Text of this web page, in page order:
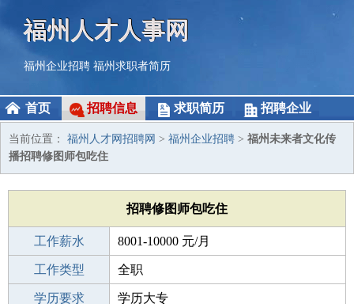
福州人才人事网
福州企业招聘 福州求职者简历
首页 招聘信息 求职简历 招聘企业
当前位置： 福州人才网招聘网 > 福州企业招聘 > 福州未来者文化传
播招聘修图师包吃住
招聘修图师包吃住
工作薪水 8001-10000 元/月
招聘人数 2人
工作类型 全职
性别要求 -
学历要求 学历大专